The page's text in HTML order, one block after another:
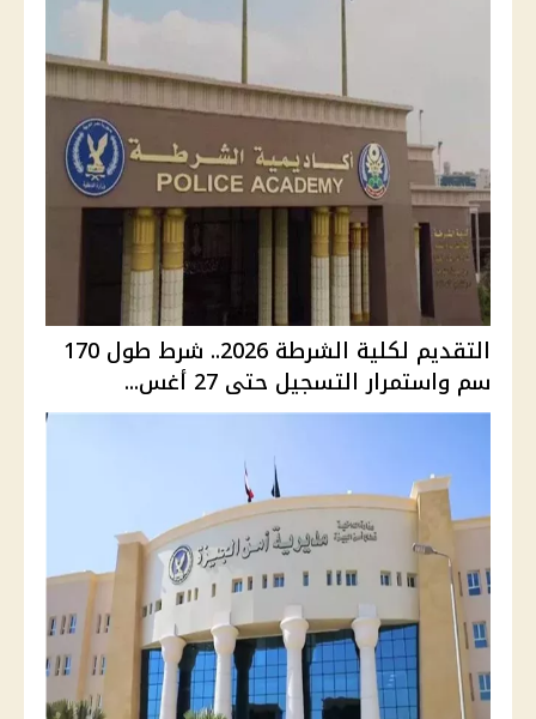
التقديم لكلية الشرطة 2026.. شرط طول 170
سم واستمرار التسجيل حتى 27 أغس...